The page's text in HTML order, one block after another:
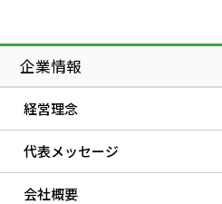
企業情報
経営理念
代表メッセージ
会社概要